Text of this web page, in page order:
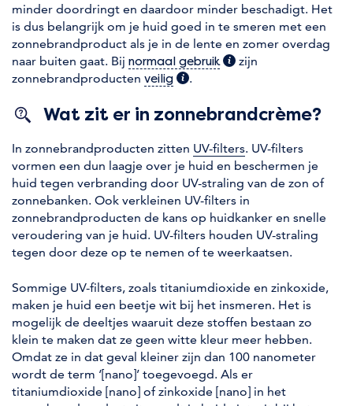
minder doordringt en daardoor minder beschadigt. Het
is dus belangrijk om je huid goed in te smeren met een
zonnebrandproduct als je in de lente en zomer overdag
naar buiten gaat. Bij normaal gebruik(extra informatie)
zijn
zonnebrandproducten veilig (extra informatie)
.
Wat zit er in zonnebrandcrème?
In zonnebrandproducten zitten UV-filters. UV-filters
vormen een dun laagje over je huid en beschermen je
huid tegen verbranding door UV-straling van de zon of
zonnebanken. Ook verkleinen UV-filters in
zonnebrandproducten de kans op huidkanker en snelle
veroudering van je huid. UV-filters houden UV-straling
tegen door deze op te nemen of te weerkaatsen.
Sommige UV-filters, zoals titaniumdioxide en zinkoxide,
maken je huid een beetje wit bij het insmeren. Het is
mogelijk de deeltjes waaruit deze stoffen bestaan zo
klein te maken dat ze geen witte kleur meer hebben.
Omdat ze in dat geval kleiner zijn dan 100 nanometer
wordt de term ‘[nano]’ toegevoegd. Als er
titaniumdioxide [nano] of zinkoxide [nano] in het